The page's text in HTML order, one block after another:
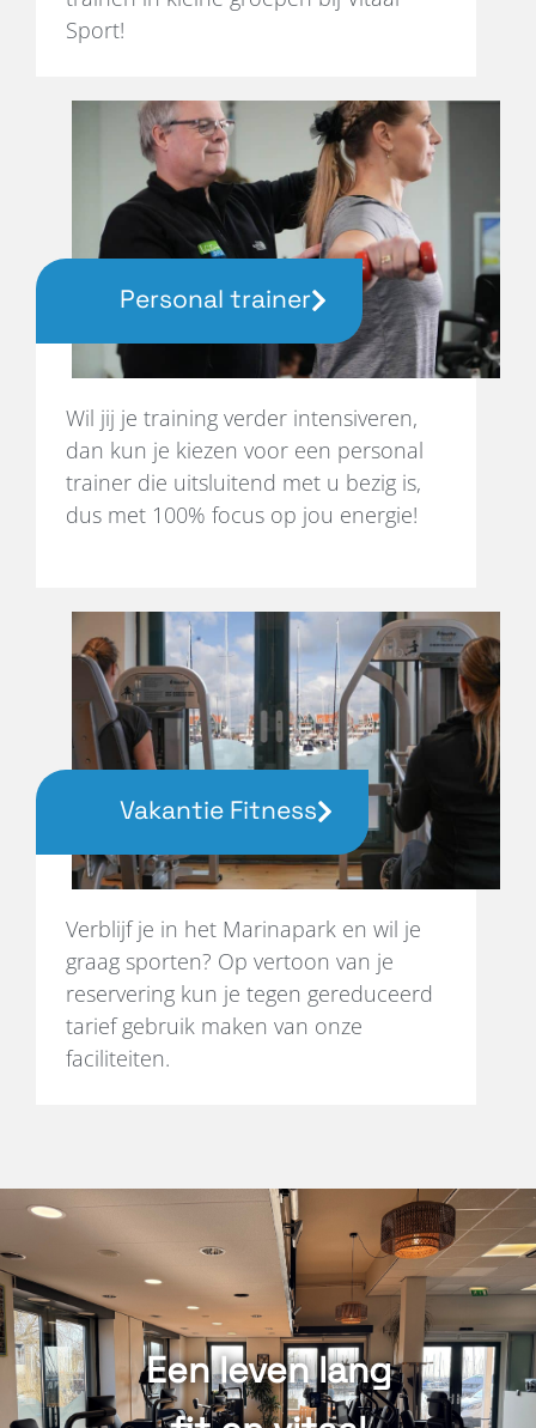
Sport!
Personal trainer
Wil jij je training verder intensiveren,
dan kun je kiezen voor een personal
trainer die uitsluitend met u bezig is,
dus met 100% focus op jou energie!
Vakantie Fitness
Verblijf je in het Marinapark en wil je
graag sporten? Op vertoon van je
reservering kun je tegen gereduceerd
tarief gebruik maken van onze
faciliteiten.
Een leven lang